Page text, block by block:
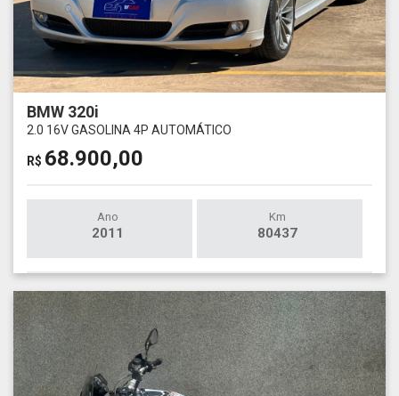
BMW 320i
2.0 16V GASOLINA 4P AUTOMÁTICO
R$ 68.900,00
Ano
2011
Km
80437